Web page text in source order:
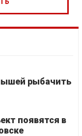
рыбачить
появятся в